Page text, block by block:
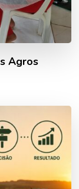
Agros